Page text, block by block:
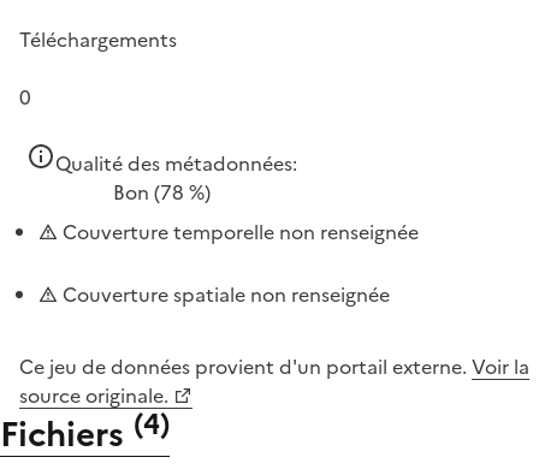
Téléchargements
0
Qualité des métadonnées:
Bon (78 %)
Couverture temporelle non renseignée
Couverture spatiale non renseignée
Ce jeu de données provient d'un portail externe. Voir la
source originale.
Fichiers (4)